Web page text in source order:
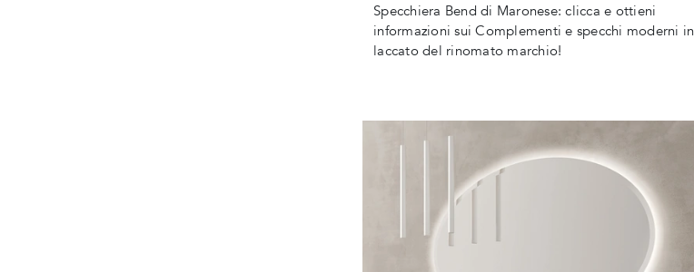
Specchiera Bend di Maronese: clicca e ottieni
informazioni sui Complementi e specchi moderni in
laccato del rinomato marchio!